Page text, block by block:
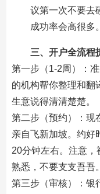
议第一次不要去
成功率会高很多。
三、开户全流程
第一步（1-2周）：
的机构帮你整理和翻
生意说得清清楚楚。
第二步（预约）：现
亲自飞新加坡。约好
20分钟左右。注意
熟悉，不要支支吾吾。
第三步（审核）：银